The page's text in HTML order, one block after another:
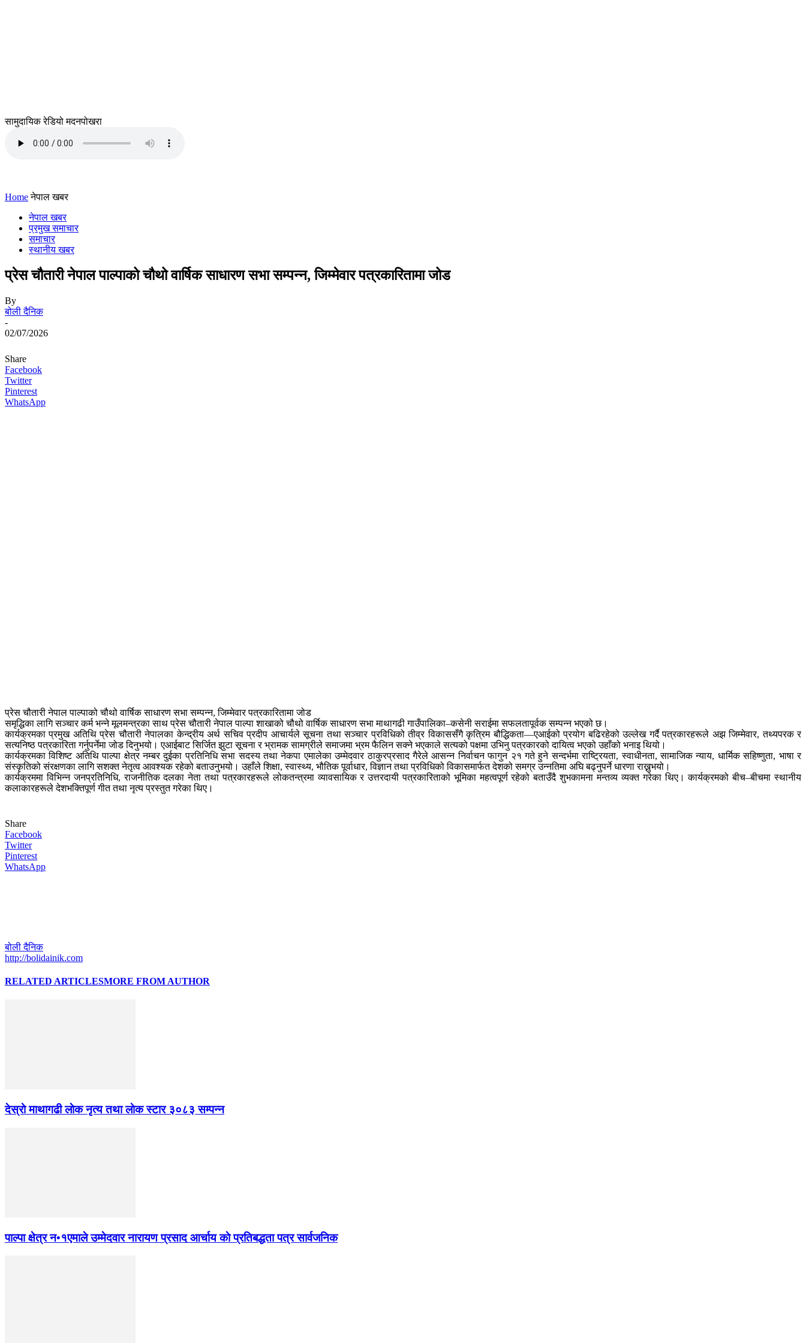
सामुदायिक रेडियो मदनपोखरा
Home नेपाल खबर
नेपाल खबर
प्रमुख समाचार
समाचार
स्थानीय खबर
प्रेस चौतारी नेपाल पाल्पाको चौथो वार्षिक साधारण सभा सम्पन्न, जिम्मेवार पत्रकारितामा जोड
By
बोली दैनिक
-
02/07/2026
Share
Facebook
Twitter
Pinterest
WhatsApp
प्रेस चौतारी नेपाल पाल्पाको चौथो वार्षिक साधारण सभा सम्पन्न, जिम्मेवार पत्रकारितामा जोड
समृद्धिका लागि सञ्चार कर्म भन्ने मूलमन्त्रका साथ प्रेस चौतारी नेपाल पाल्पा शाखाको चौथो वार्षिक साधारण सभा माथागढी गाउँपालिका–कसेनी सराईमा सफलतापूर्वक सम्पन्न भएको छ।
कार्यक्रमका प्रमुख अतिथि प्रेस चौतारी नेपालका केन्द्रीय अर्थ सचिव प्रदीप आचार्यले सूचना तथा सञ्चार प्रविधिको तीव्र विकाससँगै कृत्रिम बौद्धिकता—एआईको प्रयोग बढिरहेको उल्लेख गर्दै पत्रकारहरूले अझ जिम्मेवार, तथ्यपरक र
सत्यनिष्ठ पत्रकारिता गर्नुपर्नेमा जोड दिनुभयो। एआईबाट सिर्जित झुटा सूचना र भ्रामक सामग्रीले समाजमा भ्रम फैलिन सक्ने भएकाले सत्यको पक्षमा उभिनु पत्रकारको दायित्व भएको उहाँको भनाइ थियो।
कार्यक्रमका विशिष्ट अतिथि पाल्पा क्षेत्र नम्बर दुईका प्रतिनिधि सभा सदस्य तथा नेकपा एमालेका उम्मेदवार ठाकुरप्रसाद गैरेले आसन्न निर्वाचन फागुन २१ गते हुने सन्दर्भमा राष्ट्रियता, स्वाधीनता, सामाजिक न्याय, धार्मिक सहिष्णुता, भाषा र
संस्कृतिको संरक्षणका लागि सशक्त नेतृत्व आवश्यक रहेको बताउनुभयो। उहाँले शिक्षा, स्वास्थ्य, भौतिक पूर्वाधार, विज्ञान तथा प्रविधिको विकासमार्फत देशको समग्र उन्नतिमा अघि बढ्नुपर्ने धारणा राख्नुभयो।
कार्यक्रममा विभिन्न जनप्रतिनिधि, राजनीतिक दलका नेता तथा पत्रकारहरूले लोकतन्त्रमा व्यावसायिक र उत्तरदायी पत्रकारिताको भूमिका महत्वपूर्ण रहेको बताउँदै शुभकामना मन्तव्य व्यक्त गरेका थिए। कार्यक्रमको बीच–बीचमा स्थानीय
कलाकारहरूले देशभक्तिपूर्ण गीत तथा नृत्य प्रस्तुत गरेका थिए।
Share
Facebook
Twitter
Pinterest
WhatsApp
बोली दैनिक
http://bolidainik.com
RELATED ARTICLESMORE FROM AUTHOR
देस्राे माथागढी लाेक नृत्य तथा लाेक स्टार ३०८३ सम्पन्न
पाल्पा क्षेत्र न•१एमाले उम्मेदवार नारायण प्रसाद आर्चाय काे प्रतिबद्धता पत्र सार्वजनिक